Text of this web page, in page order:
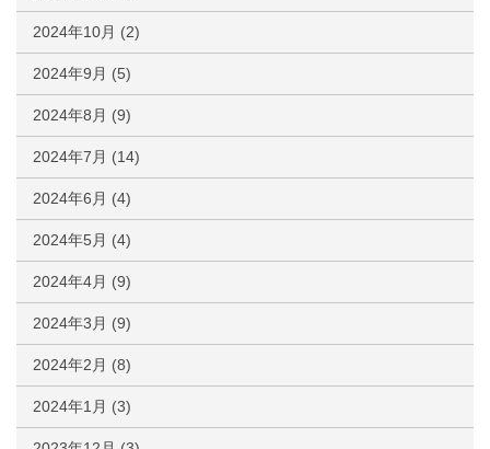
2024年10月 (2)
2024年9月 (5)
2024年8月 (9)
2024年7月 (14)
2024年6月 (4)
2024年5月 (4)
2024年4月 (9)
2024年3月 (9)
2024年2月 (8)
2024年1月 (3)